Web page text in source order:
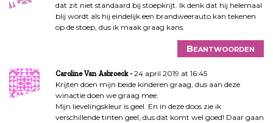
dat zit niet standaard bij stoepkrijt. Ik denk dat hij helemaal
blij wordt als hij eindelijk een brandweerauto kan tekenen
op de stoep, dus ik maak graag kans.
Beantwoorden
Caroline Van Asbroeck
24 april 2019 at 16:45
Krijten doen mijn beide kinderen graag, dus aan deze
winactie doen we graag mee.
Mijn lievelingskleur is geel. En in deze doos zie ik
verschillende tinten geel, dus dat komt wel goed! Daar gaan